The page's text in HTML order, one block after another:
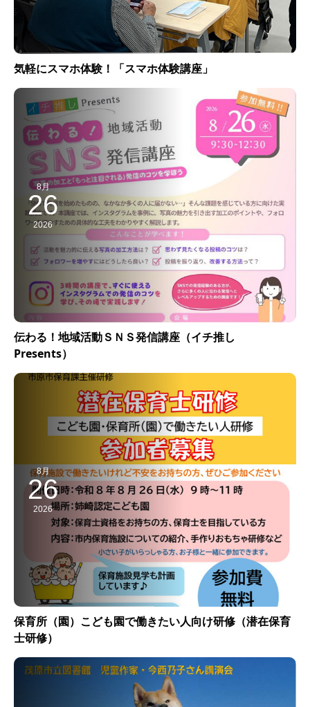
気軽にスマホ体験！「スマホ体験講座」
8月
26
2026
伝わる！地域活動ＳＮＳ発信講座（イチ推し
Presents）
8月
26
2026
保育所（園）こども園で働きたい人向け研修（潜在保育
士研修）